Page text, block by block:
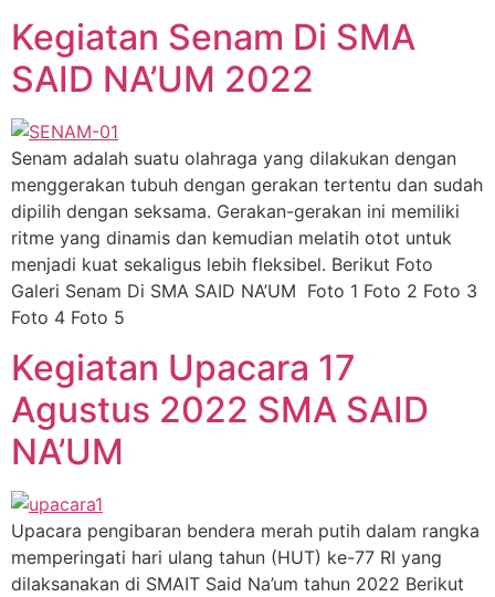
Kegiatan Senam Di SMA
SAID NA’UM 2022
Senam adalah suatu olahraga yang dilakukan dengan
menggerakan tubuh dengan gerakan tertentu dan sudah
dipilih dengan seksama. Gerakan-gerakan ini memiliki
ritme yang dinamis dan kemudian melatih otot untuk
menjadi kuat sekaligus lebih fleksibel. Berikut Foto
Galeri Senam Di SMA SAID NA’UM Foto 1 Foto 2 Foto 3
Foto 4 Foto 5
Kegiatan Upacara 17
Agustus 2022 SMA SAID
NA’UM
Upacara pengibaran bendera merah putih dalam rangka
memperingati hari ulang tahun (HUT) ke-77 RI yang
dilaksanakan di SMAIT Said Na’um tahun 2022 Berikut